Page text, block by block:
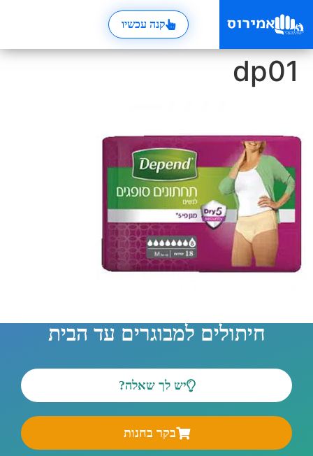
קנה עכשיו
dp01
חיתולים למבוגרים עד הבית
יש לך שאלה?
בקר בחנות